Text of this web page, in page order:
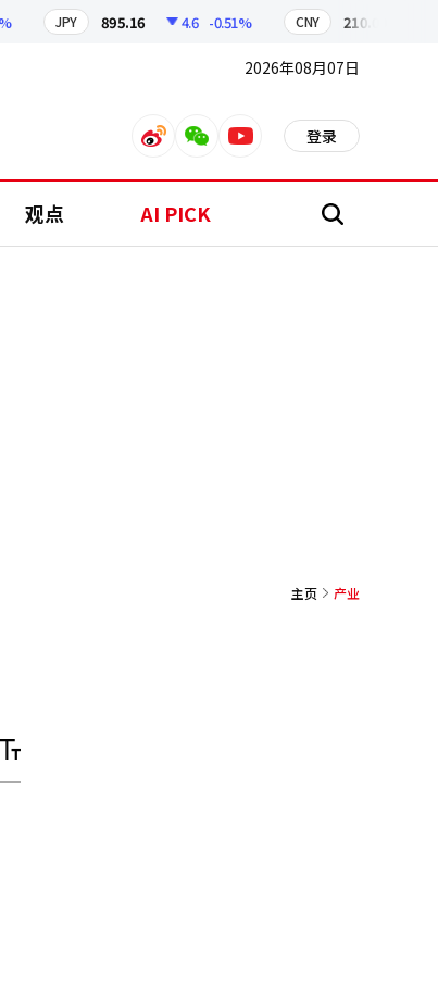
JPY 895.16 4.6 -0.51% CNY 210.09
2026年08月07日
weiboweixinyoutube 登录
观点 AI PICK 搜
主页 产业
调
大